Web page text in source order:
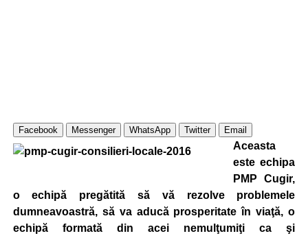
Facebook Messenger WhatsApp Twitter Email
Aceasta
este echipa
PMP Cugir,
o echipă pregătită să vă rezolve problemele
dumneavoastră, să va aducă prosperitate în viaţă, o
echipă formată din acei nemulţumiţi ca şi